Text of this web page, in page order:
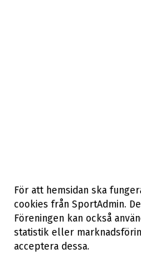
För att hemsidan ska
cookies från SportAdmin.
Föreningen kan också
statistik eller
acceptera dessa.